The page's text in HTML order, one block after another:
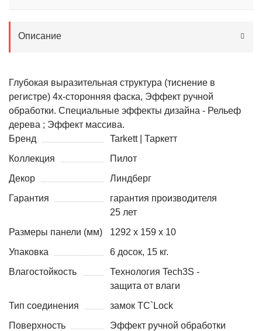
Описание
Глубокая выразительная структура (тиснение в
регистре) 4х-сторонняя фаска, Эффект ручной
обработки. Специальные эффекты дизайна - Рельеф
дерева ; Эффект массива.
Бренд
Tarkett | Таркетт
Коллекция
Пилот
Декор
Линдберг
Гарантия
гарантия производителя
25 лет
Размеры панели (мм)
1292 х 159 х 10
Упаковка
6 досок, 15 кг.
Влагостойкость
Технология Tech3S -
защита от влаги
Тип соединения
замок TС`Lock
Поверхность
Эффект ручной обработки